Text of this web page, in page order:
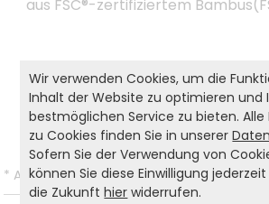
aus FSC®-zertifiziertem
Produkt- und Sicherheitshinweise:
Zurück zur Liste
* Alle Preise inkl. gesetzl. MwSt. und zzgl.
Wir verwenden Cookies, um die
Inhalt der Website zu optimieren und
bestmöglichen Service zu bieten.
zu Cookies finden Sie in unserer
Sofern Sie der Verwendung von
können Sie diese Einwilligung
die Zukunfthier widerrufen.